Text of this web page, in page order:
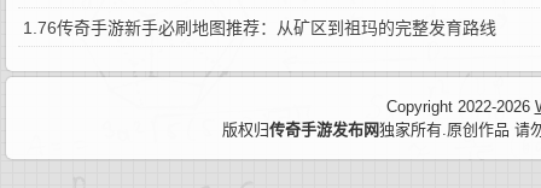
1.76传奇手游新手必刷地图推荐：从矿区到祖玛的完整发育路线
Copyright 2022-2026
版权归传奇手游发布网独家所有.原创作品 请